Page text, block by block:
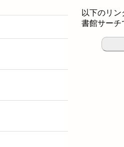
以下のリ
書館サーチ